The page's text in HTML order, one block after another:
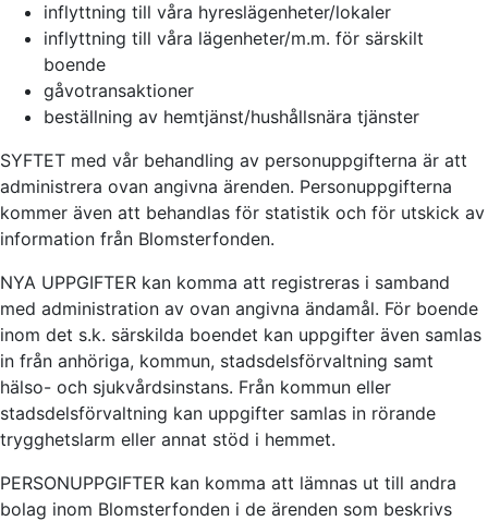
inflyttning till våra hyreslägenheter/lokaler
inflyttning till våra lägenheter/m.m. för särskilt
boende
gåvotransaktioner
beställning av hemtjänst/hushållsnära tjänster
SYFTET med vår behandling av personuppgifterna är att
administrera ovan angivna ärenden. Personuppgifterna
kommer även att behandlas för statistik och för utskick av
information från Blomsterfonden.
NYA UPPGIFTER kan komma att registreras i samband
med administration av ovan angivna ändamål. För boende
inom det s.k. särskilda boendet kan uppgifter även samlas
in från anhöriga, kommun, stadsdelsförvaltning samt
hälso- och sjukvårdsinstans. Från kommun eller
stadsdelsförvaltning kan uppgifter samlas in rörande
trygghetslarm eller annat stöd i hemmet.
PERSONUPPGIFTER kan komma att lämnas ut till andra
bolag inom Blomsterfonden i de ärenden som beskrivs